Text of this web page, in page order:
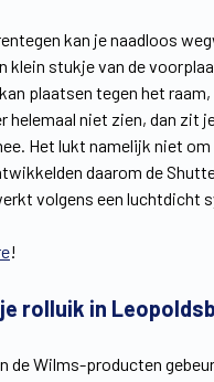
kan je naadloos
klein stukje van de
plaatsen tegen het
helemaal niet zien, dan zit
Het lukt namelijk niet
daarom de
volgens een luchtdicht
!
rolluik in
de Wilms-producten